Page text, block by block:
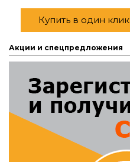
Купить в один клик
Акции и спецпредложения